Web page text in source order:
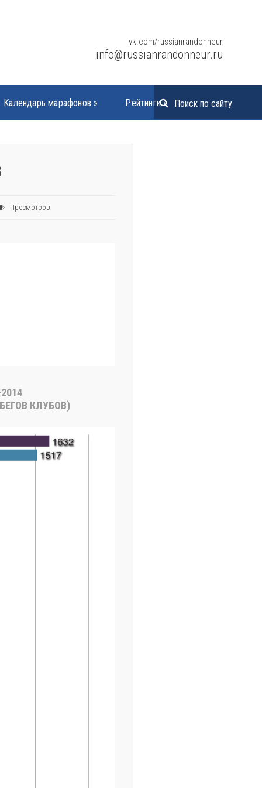
vk.com/russianrandonneur
info@russianrandonneur.ru
Календарь марафонов » Рейтинги»
Просмотров:
КЛУБОВ)